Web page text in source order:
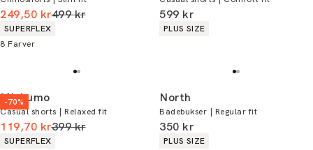
249,50 krI alt (uden rabat)
499 kr
Produkt egenskaber
SUPERFLEX
8 Farver
I alt (inkl. rabat)
599 kr
Produkt egenskaber
PLUS SIZE
-70%
Mishumo
Casual shorts | Relaxed fit
119,70 krI alt (uden rabat)
399 kr
Produkt egenskaber
SUPERFLEX
North
Badebukser | Regular fit
I alt (inkl. rabat)
350 kr
Produkt egenskaber
PLUS SIZE